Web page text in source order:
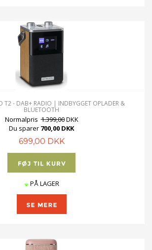
T2 - DAB+ RADIO | INDBYGGET OPLADER &
BLUETOOTH
Normalpris 1.399,00DKK
Du sparer 700,00 DKK
699,00 DKK
PÅ LAGER